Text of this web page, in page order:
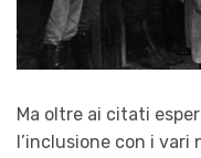
Ma oltre ai citati
l’inclusione con i vari